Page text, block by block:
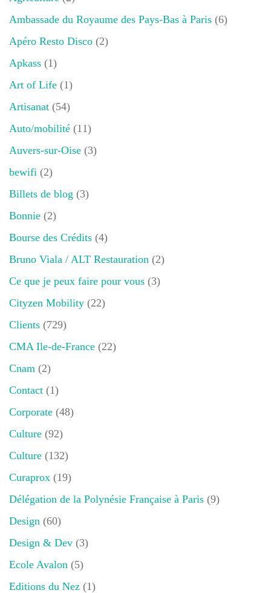
Ambassade du Royaume des Pays-Bas à Paris (6)
Apéro Resto Disco (2)
Apkass (1)
Art of Life (1)
Artisanat (54)
Auto/mobilité (11)
Auvers-sur-Oise (3)
bewifi (2)
Billets de blog (3)
Bonnie (2)
Bourse des Crédits (4)
Bruno Viala / ALT Restauration (2)
Ce que je peux faire pour vous (3)
Cityzen Mobility (22)
Clients (729)
CMA Ile-de-France (22)
Cnam (2)
Contact (1)
Corporate (48)
Culture (92)
Culture (132)
Curaprox (19)
Délégation de la Polynésie Française à Paris (9)
Design (60)
Design & Dev (3)
Ecole Avalon (5)
Editions du Nez (1)